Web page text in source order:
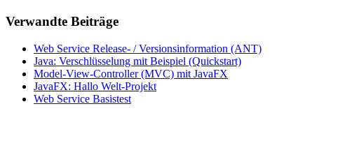
Verwandte Beiträge
Web Service Release- / Versionsinformation (ANT)
Java: Verschlüsselung mit Beispiel (Quickstart)
Model-View-Controller (MVC) mit JavaFX
JavaFX: Hallo Welt-Projekt
Web Service Basistest